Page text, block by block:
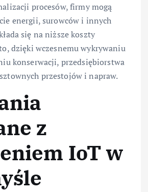
procesów, firmy mogą
energii, surowców i innych
się na niższe koszty
dzięki wczesnemu wykrywaniu
konserwacji, przedsiębiorstwa
przestojów i napraw.
z
IoT w